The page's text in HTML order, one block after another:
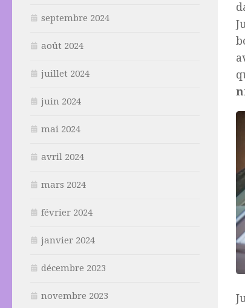
septembre 2024
août 2024
juillet 2024
juin 2024
mai 2024
avril 2024
mars 2024
février 2024
janvier 2024
décembre 2023
novembre 2023